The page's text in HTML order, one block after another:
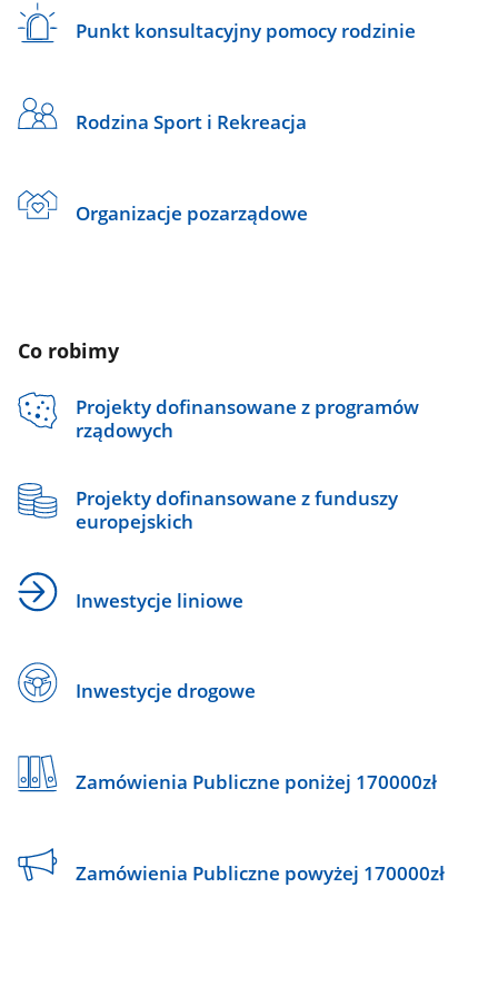
Punkt konsultacyjny pomocy rodzinie
Rodzina Sport i Rekreacja
Organizacje pozarządowe
Co robimy
Projekty dofinansowane z programów
rządowych
Projekty dofinansowane z funduszy
europejskich
Inwestycje liniowe
Inwestycje drogowe
Zamówienia Publiczne poniżej 170000zł
Zamówienia Publiczne powyżej 170000zł